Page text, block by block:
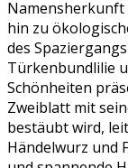
hin zu
des
Türkenbundlilie
Schönheiten
Zweiblatt mit
bestäubt wird,
Händelwurz und